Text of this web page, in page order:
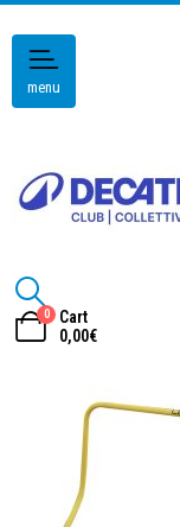
menu
0
Cart
0,00€